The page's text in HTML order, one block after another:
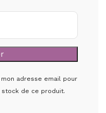
adresse email pour
de ce produit.